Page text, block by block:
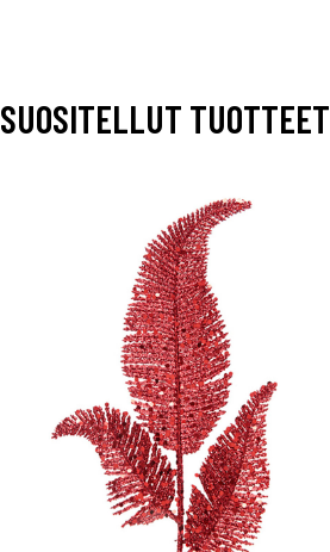
SUOSITELLUT TUOTTEET